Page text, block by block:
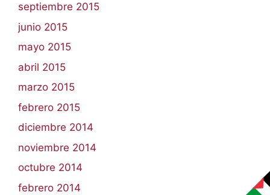
septiembre 2015
junio 2015
mayo 2015
abril 2015
marzo 2015
febrero 2015
diciembre 2014
noviembre 2014
octubre 2014
febrero 2014